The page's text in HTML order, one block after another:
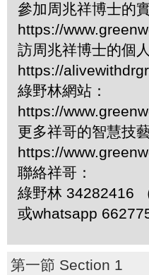
參加周兆祥博士的
https://
訪周兆祥博士的個
https://
綠野林網站：
https://
更多祥哥的智慧技
https://
聯絡祥哥：
綠野林 34282416
或whatsapp
第一節 Section 1